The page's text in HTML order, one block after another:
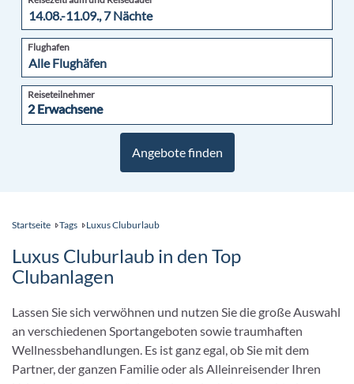
Angebote finden
Startseite Tags Luxus Cluburlaub
Luxus Cluburlaub in den Top
Wellnessbehandlungen. Es ist ganz egal, ob Sie mit dem
Urlaub verbringen möchten, denn dank der verschiedenen
Veranstalter, haben Sie eine großartige Auswahl der
Sie verschiedene Reiseziele buchen, von Deutschland über
Italien bis nach Dubai oder Mauritius. Überall genießen Sie
das tolle Urlaubsambiente, vergessen Sie den Stress, den
Alltag und lassen Sie einfach mal die Seele baumeln. Bei